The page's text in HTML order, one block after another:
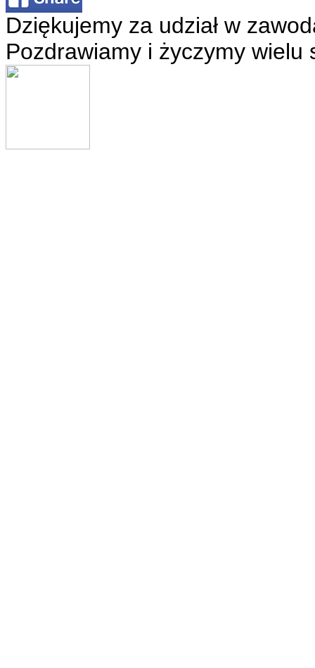
Dziękujemy za udział w
Pozdrawiamy i życzymy wielu